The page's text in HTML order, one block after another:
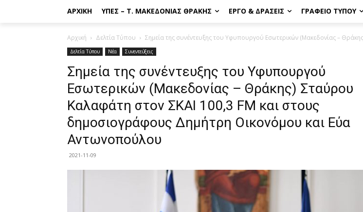
ΑΡΧΙΚΉ ΥΠΕΣ – Τ. ΜΑΚΕΔΟΝΊΑΣ ΘΡΆΚΗΣ ΈΡΓΟ & ΔΡΆΣΕΙΣ ΓΡΑΦΕΊΟ ΤΎΠΟΥ
Αρχική Δελτία Τύπου Σημεία της συνέντευξης του Υφυπουργού Εσωτερικών (Μακεδονίας –
Δελτία Τύπου Νέα Συνεντεύξεις
Σημεία της συνέντευξης του Υφυπουργού
Εσωτερικών (Μακεδονίας – Θράκης) Σταύρου
Καλαφάτη στον ΣΚΑΙ 100,3 FM και στους
δημοσιογράφους Δημήτρη Οικονόμου και Εύα
Αντωνοπούλου
2021-11-09